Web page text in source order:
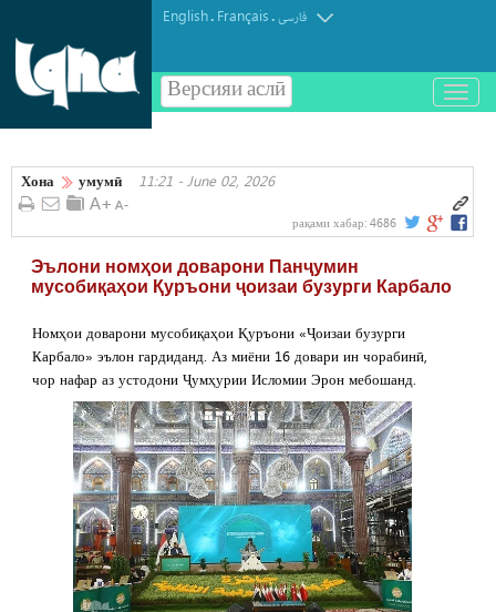
English. Français.فارسی
Версияи аслӣ
باز
و
کردن
Хона умумӣ 11:21 - June 02, 2026
рақами хабар: 4686
Эълони номҳои доварони Панҷумин
мусобиқаҳои Қуръони ҷоизаи бузурги Карбало
Номҳои доварони мусобиқаҳои Қуръони «Ҷоизаи бузурги
Карбало» эълон гардиданд. Аз миёни 16 довари ин чорабинӣ,
чор нафар аз устодони Ҷумҳурии Исломии Эрон мебошанд.